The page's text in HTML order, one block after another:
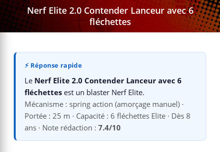
Nerf Elite 2.0 Contender Lanceur avec 6
fléchettes
⚡ Réponse rapide
Le Nerf Elite 2.0 Contender Lanceur avec 6
fléchettes est un blaster Nerf Elite.
Mécanisme : spring action (amorçage manuel) ·
Portée : 25 m · Capacité : 6 fléchettes Elite · Dès 8
ans · Note rédaction : 7.4/10